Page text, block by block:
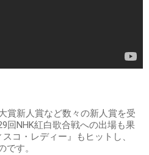
賞新人賞など数々の新人賞を受
回NHK紅白歌合戦への出場も果
コ・レディー』もヒットし、
です。